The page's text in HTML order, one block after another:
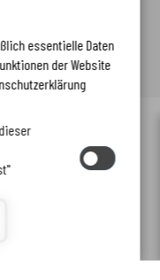
Kontaktformular -
senden
essentielle Daten
der Website